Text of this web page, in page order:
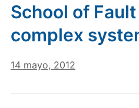
School of
complex
14 mayo, 2012